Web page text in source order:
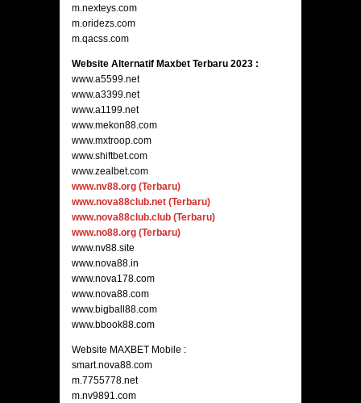
m.nexteys.com
m.oridezs.com
m.qacss.com
Website Alternatif Maxbet Terbaru 2023 :
www.a5599.net
www.a3399.net
www.a1199.net
www.mekon88.com
www.mxtroop.com
www.shiftbet.com
www.zealbet.com
www.nv88.org (Terbaru)
www.nova88club.net (Terbaru)
www.nova88club.club (Terbaru)
www.no88.org (Terbaru)
www.nv88.site
www.nova88.in
www.nova178.com
www.nova88.com
www.bigball88.com
www.bbook88.com
Website MAXBET Mobile :
smart.nova88.com
m.7755778.net
m.nv9891.com